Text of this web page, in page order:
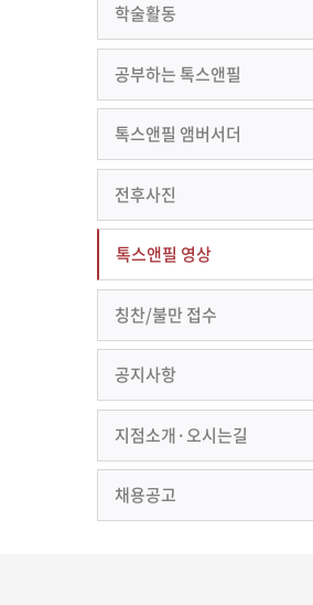
학술활동
공부하는 톡스앤필
톡스앤필 앰버서더
전후사진
톡스앤필 영상
칭찬/불만 접수
공지사항
지점소개·오시는길
채용공고